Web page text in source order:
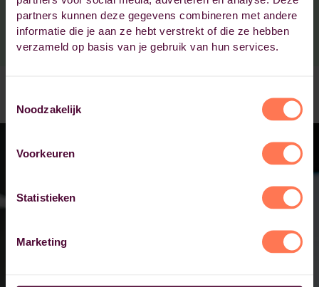
partners kunnen deze gegevens combineren met andere
informatie die je aan ze hebt verstrekt of die ze hebben
verzameld op basis van je gebruik van hun services.
Noodzakelijk
Voorkeuren
Statistieken
Marketing
van 8,4.
Volgens onafhankelijk klanttevredenheidsonderzoek
van Cedeo scoren we zelfs een 9+!